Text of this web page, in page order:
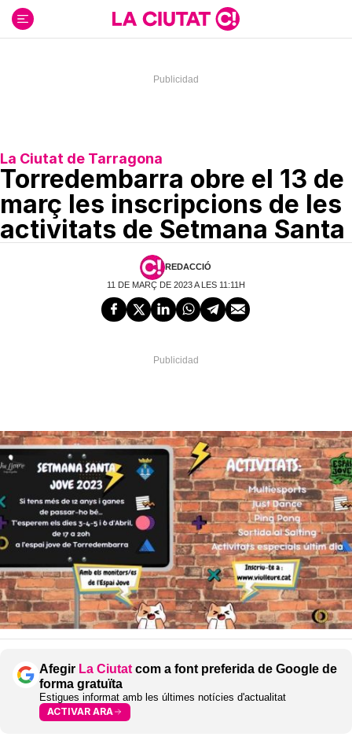
contenido
La Ciutat de Tarragona
Torredembarra obre el 13 de
març les inscripcions de les
activitats de Setmana Santa
REDACCIÓ
11 DE MARÇ DE 2023 A LES 11:11H
Afegir La Ciutat com a font preferida de Google de
forma gratuïta
Estigues informat amb les últimes notícies d'actualitat
ACTIVAR ARA